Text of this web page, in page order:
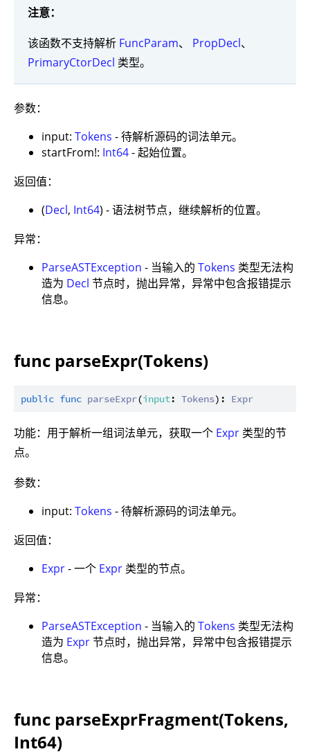
注意：
该函数不支持解析 FuncParam、 PropDecl、
PrimaryCtorDecl 类型。
参数：
input: Tokens - 待解析源码的词法单元。
startFrom!: Int64- 起始位置。
返回值：
(Decl, Int64) - 语法树节点，继续解析的位置。
异常：
ParseASTException - 当输入的 Tokens 类型无法构
造为 Decl 节点时，抛出异常，异常中包含报错提示
信息。
func parseExpr(Tokens)
public func parseExpr(input: Tokens): Expr
功能：用于解析一组词法单元，获取一个 Expr 类型的节
点。
参数：
input: Tokens - 待解析源码的词法单元。
返回值：
Expr- 一个 Expr 类型的节点。
异常：
ParseASTException - 当输入的 Tokens 类型无法构
造为 Expr节点时，抛出异常，异常中包含报错提示
信息。
func parseExprFragment(Tokens,
Int64)